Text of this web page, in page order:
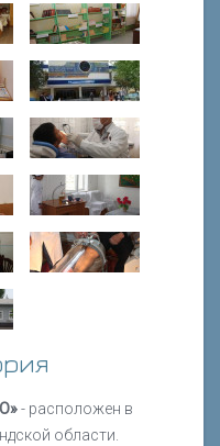
- расположен в
области.